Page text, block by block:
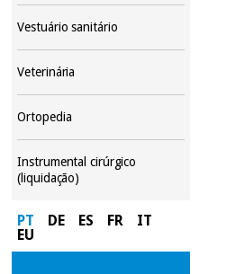
Vestuário sanitário
Veterinária
Ortopedia
Instrumental cirúrgico
(liquidação)
PT DE ES FR
IT
EU